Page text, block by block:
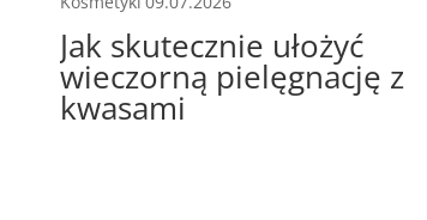
Jak skutecznie ułożyć
wieczorną pielęgnację z
kwasami